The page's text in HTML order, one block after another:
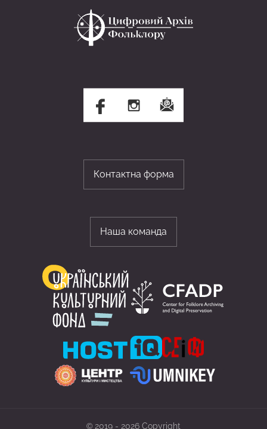
Контактна форма
Наша команда
© 2019 - 2026 Copyright